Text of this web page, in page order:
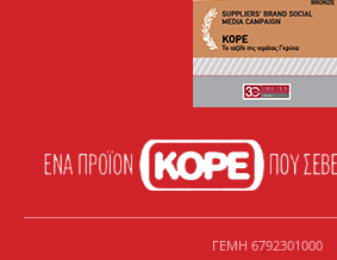
ΓΕΜΗ 6792301000